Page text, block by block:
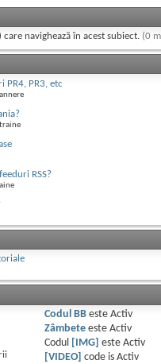
navighează în acest subiect. (0
PR4, PR3, etc
RSS?
Codul BBeste Activ
Zâmbeteeste Activ
Codul
[IMG] este Activ
[VIDEO]
code is Activ